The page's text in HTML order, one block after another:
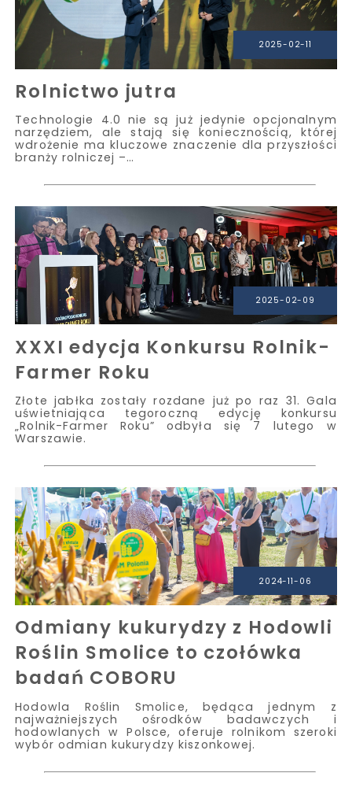
2025-02-11
Rolnictwo jutra
Technologie 4.0 nie są już jedynie opcjonalnym
narzędziem, ale stają się koniecznością, której
wdrożenie ma kluczowe znaczenie dla przyszłości
branży rolniczej –…
2025-02-09
XXXI edycja Konkursu Rolnik-
Farmer Roku
Złote jabłka zostały rozdane już po raz 31. Gala
uświetniająca tegoroczną edycję konkursu
„Rolnik-Farmer Roku” odbyła się 7 lutego w
Warszawie.
Odmiany kukurydzy z Hodowli
Roślin Smolice to czołówka
badań COBORU
Hodowla Roślin Smolice, będąca jednym z
najważniejszych ośrodków badawczych i
hodowlanych w Polsce, oferuje rolnikom szeroki
wybór odmian kukurydzy kiszonkowej.